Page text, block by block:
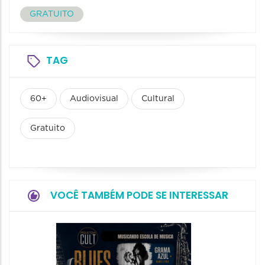
GRATUITO
TAG
60+ Audiovisual Cultural
Gratuito
VOCÊ TAMBÉM PODE SE INTERESSAR